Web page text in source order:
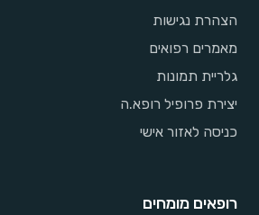
הצהרת נגישות
מאמרים רפואים
גלריית תמונות
יצירת פרופיל רופא.ה
כניסה לאזור אישי
רופאים מומחים